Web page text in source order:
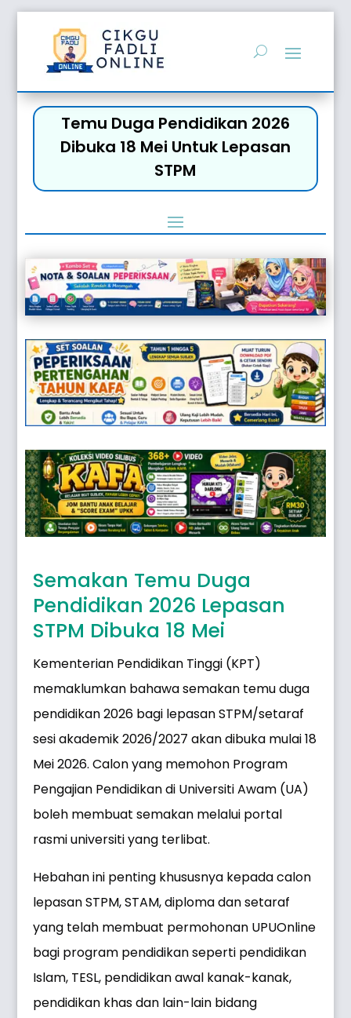
Temu Duga Pendidikan 2026
Dibuka 18 Mei Untuk Lepasan
STPM
Semakan Temu Duga
Pendidikan 2026 Lepasan
STPM Dibuka 18 Mei
Kementerian Pendidikan Tinggi (KPT)
memaklumkan bahawa semakan temu duga
pendidikan 2026 bagi lepasan STPM/setaraf
sesi akademik 2026/2027 akan dibuka mulai 18
Mei 2026. Calon yang memohon Program
Pengajian Pendidikan di Universiti Awam (UA)
boleh membuat semakan melalui portal
rasmi universiti yang terlibat.
Hebahan ini penting khususnya kepada calon
lepasan STPM, STAM, diploma dan setaraf
yang telah membuat permohonan UPUOnline
bagi program pendidikan seperti pendidikan
Islam, TESL, pendidikan awal kanak-kanak,
pendidikan khas dan lain-lain bidang